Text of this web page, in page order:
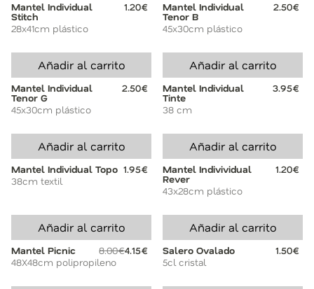
Mantel Individual
Stitch
1.20€
28x41cm plástico
Mantel Individual
Tenor B
2.50€
45x30cm plástico
Añadir al carrito
Mantel Individual
Tenor G
2.50€
45x30cm plástico
Añadir al carrito
Mantel Individual
Tinte
3.95€
38 cm
Añadir al carrito
Mantel Individual Topo 1.95€
38cm textil
Añadir al carrito
Mantel Indivividual
Rever
1.20€
43x28cm plástico
Añadir al carrito
Mantel Picnic 8.00€4.15€
48X48cm polipropileno
Añadir al carrito
Salero Ovalado
1.50€
5cl cristal